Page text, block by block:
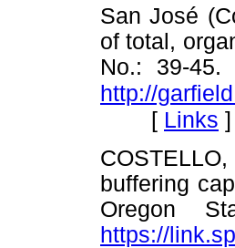
San José
of total,
No.: 39-
http://
[ Links ]
buffering
Oregon
https://